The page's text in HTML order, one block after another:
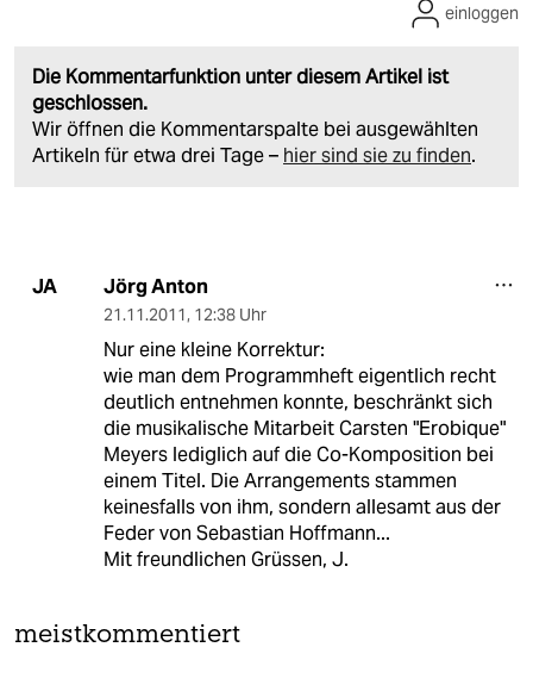
Die Kommentarfunktion unter diesem Artikel ist
geschlossen.
Wir öffnen die Kommentarspalte bei ausgewählten
Artikeln für etwa drei Tage – hier sind sie zu finden.
einloggen
JA Jörg Anton
21.11.2011, 12:38 Uhr
Nur eine kleine Korrektur:
wie man dem Programmheft eigentlich recht
deutlich entnehmen konnte, beschränkt sich
die musikalische Mitarbeit Carsten "Erobique"
Meyers lediglich auf die Co-Komposition bei
einem Titel. Die Arrangements stammen
keinesfalls von ihm, sondern allesamt aus der
Feder von Sebastian Hoffmann...
Mit freundlichen Grüssen, J.
meistkommentiert